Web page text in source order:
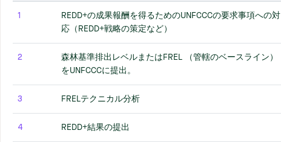
1
REDD+の成果報酬を得るためのUNFCCCの要求事項への対
応（REDD+戦略の策定など）
2
森林基準排出レベルまたはFREL （管轄のベースライン）
をUNFCCCに提出。
3 FRELテクニカル分析
4 REDD+結果の提出